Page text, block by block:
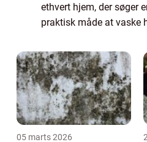
ethvert hjem, der søger
praktisk måde at vaske
behøver at vide om
badeværelset...
05 marts 2026